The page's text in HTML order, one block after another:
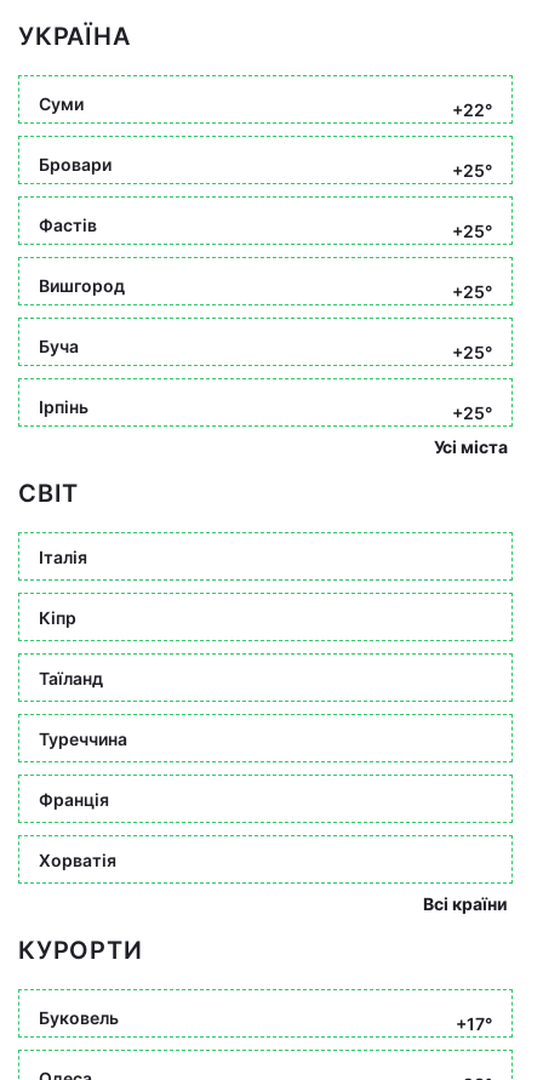
УКРАЇНА
Суми +22°
Бровари +25°
Фастів +25°
Вишгород +25°
Буча +25°
Ірпінь
+25°
Усі міста
СВІТ
Італія
Кіпр
Таїланд
Туреччина
Франція
Хорватія
Всі країни
КУРОРТИ
Буковель +17°